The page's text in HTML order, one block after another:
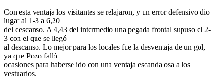
Con esta ventaja los visitantes se relajaron, y un error defensivo dio
lugar al 1-3 a 6,20
del descanso. A 4,43 del intermedio una pegada frontal supuso el 2-
3 con el que se llegó
al descanso. Lo mejor para los locales fue la desventaja de un gol,
ya que Pozo falló
ocasiones para haberse ido con una ventaja escandalosa a los
vestuarios.